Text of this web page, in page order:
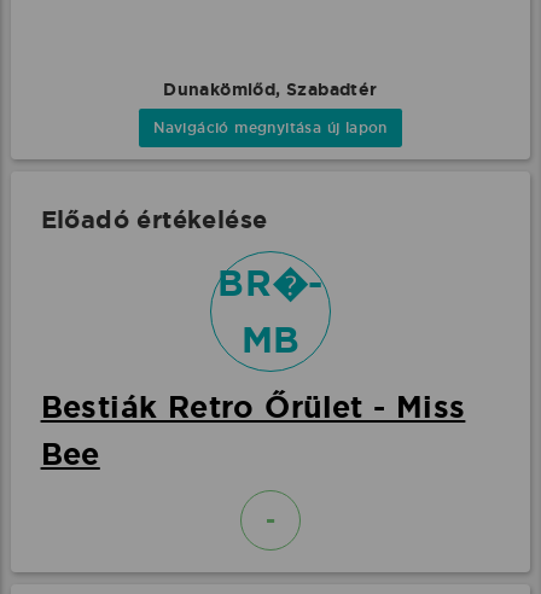
Dunakömlőd, Szabadtér
Navigáció megnyitása új lapon
Előadó értékelése
BR�-
MB
Bestiák Retro Őrület - Miss
Bee
-